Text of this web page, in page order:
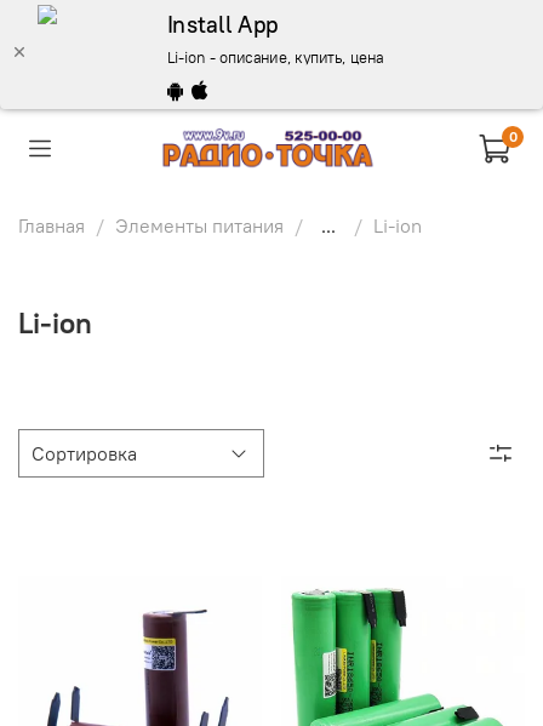
Install App
Li-ion - описание, купить, цена
0
Главная Элементы питания ... Li-ion
Li-ion